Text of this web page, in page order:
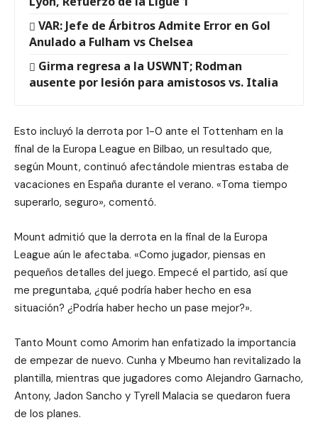
VAR: Jefe de Árbitros Admite Error en Gol
Anulado a Fulham vs Chelsea
Girma regresa a la USWNT; Rodman
ausente por lesión para amistosos vs. Italia
Esto incluyó la derrota por 1-0 ante el Tottenham en la
final de la Europa League en Bilbao, un resultado que,
según Mount, continuó afectándole mientras estaba de
vacaciones en España durante el verano. «Toma tiempo
superarlo, seguro», comentó.
Mount admitió que la derrota en la final de la Europa
League aún le afectaba. «Como jugador, piensas en
pequeños detalles del juego. Empecé el partido, así que
me preguntaba, ¿qué podría haber hecho en esa
situación? ¿Podría haber hecho un pase mejor?».
Tanto Mount como Amorim han enfatizado la importancia
de empezar de nuevo. Cunha y Mbeumo han revitalizado la
plantilla, mientras que jugadores como Alejandro Garnacho,
Antony, Jadon Sancho y Tyrell Malacia se quedaron fuera
de los planes.